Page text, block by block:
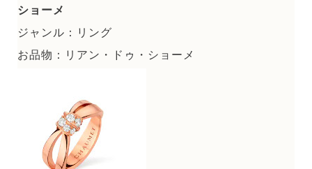
ショーメ
ジャンル：リング
お品物：リアン・ドゥ・ショーメ